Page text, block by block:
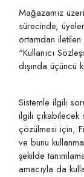
Mağazamız
sürecinde,
ortamdan iletilen
"Kullanıcı
dışında üçüncü
Sistemle ilgili
ilgili çıkabilecek
çözülmesi için,
ve bunu
şekilde
amacıyla da